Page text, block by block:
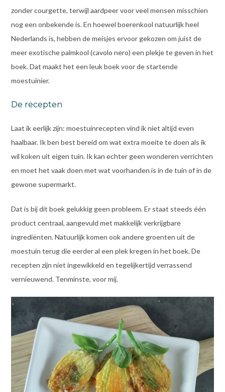
zonder courgette, terwijl aardpeer voor veel mensen misschien
nog een onbekende is. En hoewel boerenkool natuurlijk heel
Nederlands is, hebben de meisjes ervoor gekozen om juist de
meer exotische palmkool (cavolo nero) een plekje te geven in het
boek. Dat maakt het een leuk boek voor de startende
moestuinier.
De recepten
Laat ik eerlijk zijn: moestuinrecepten vind ik niet altijd even
haalbaar. Ik ben best bereid om wat extra moeite te doen als ik
wil koken uit eigen tuin. Ik kan echter geen wonderen verrichten
en moet het vaak doen met wat voorhanden is in de tuin of in de
gewone supermarkt.
Dat is bij dit boek gelukkig geen probleem. Er staat steeds één
product centraal, aangevuld met makkelijk verkrijgbare
ingrediënten. Natuurlijk komen ook andere groenten uit de
moestuin terug die eerder al een plek kregen in het boek. De
recepten zijn niet ingewikkeld en tegelijkertijd verrassend
vernieuwend. Tenminste, voor mij.